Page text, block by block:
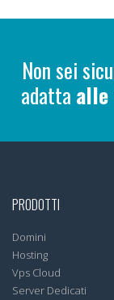
Non sei
adatta alle
PRODOTTI
Domini
Hosting
Vps Cloud
Server Dedicati